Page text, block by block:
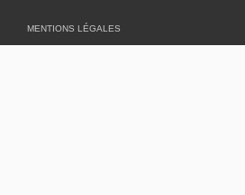
MENTIONS LÉGALES